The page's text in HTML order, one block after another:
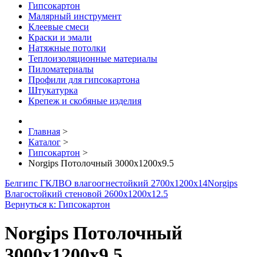
Гипсокартон
Малярный инструмент
Клеевые смеси
Краски и эмали
Натяжные потолки
Теплоизоляционные материалы
Пиломатериалы
Профили для гипсокартона
Штукатурка
Крепеж и скобяные изделия
Главная >
Каталог >
Гипсокартон >
Norgips Потолочный 3000x1200x9.5
Белгипс ГКЛВО влагоогнестойкий 2700х1200х14Norgips
Влагостойкий стеновой 2600x1200x12.5
Вернуться к: Гипсокартон
Norgips Потолочный